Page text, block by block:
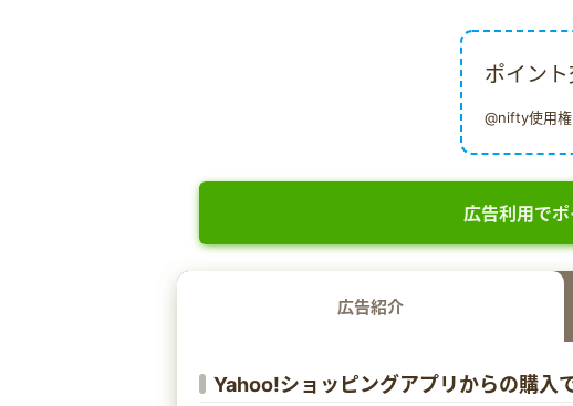
ポイン
@nifty使用
広告利用で
広告紹介
Yahoo!ショッピングアプリからの購入